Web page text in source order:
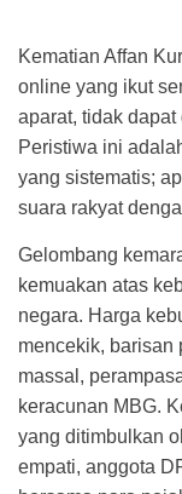
Kematian Affan
online yang ikut
aparat, tidak
Peristiwa ini
yang sistematis;
suara rakyat
Gelombang
kemuakan atas
negara. Harga
mencekik, barisan
massal,
keracunan MBG.
yang ditimbulkan
empati, anggota